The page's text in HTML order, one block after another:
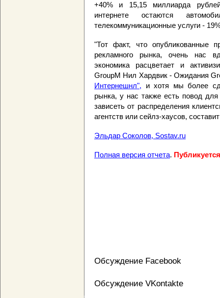
+40% и 15,15 миллиарда
интернете остаются
телекоммуникационные услуги -
"Тот факт, что опубликованные
рекламного рынка, очень нас
экономика расцветает и
GroupM Нил Хардвик - Ожидания
Интернешнл", и хотя мы более
рынка, у нас также есть повод
зависеть от распределения
агентств или сейлз-хаусов,
Эльдар Соколов, Sostav.ru
Полная версия отчета.
Обсуждение Facebook
Обсуждение VKontakte